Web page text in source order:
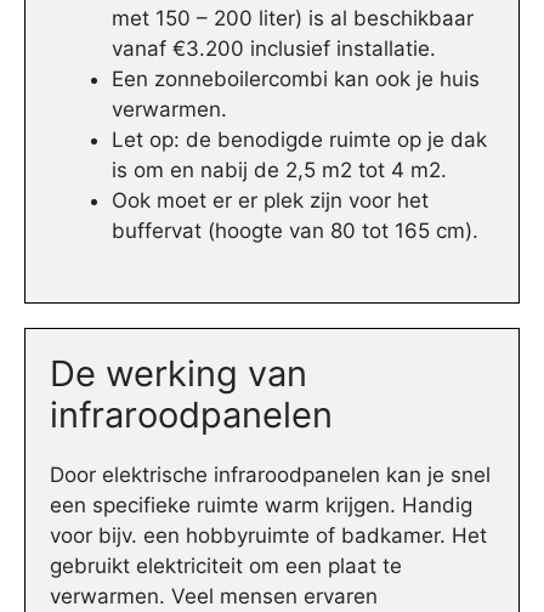
met 150 – 200 liter) is al beschikbaar
vanaf €3.200 inclusief installatie.
Een zonneboilercombi kan ook je huis
verwarmen.
Let op: de benodigde ruimte op je dak
is om en nabij de 2,5 m2 tot 4 m2.
Ook moet er er plek zijn voor het
buffervat (hoogte van 80 tot 165 cm).
De werking van
infraroodpanelen
Door elektrische infraroodpanelen kan je snel
een specifieke ruimte warm krijgen. Handig
voor bijv. een hobbyruimte of badkamer. Het
gebruikt elektriciteit om een plaat te
verwarmen. Veel mensen ervaren